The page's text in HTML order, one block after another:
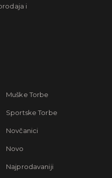
i
Muške Torbe
Sportske Torbe
Novčanici
Novo
Najprodavaniji